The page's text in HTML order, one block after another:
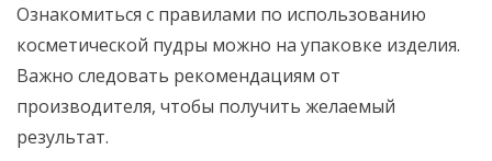
Ознакомиться с правилами по использованию
косметической пудры можно на упаковке изделия.
Важно следовать рекомендациям от
производителя, чтобы получить желаемый
результат.